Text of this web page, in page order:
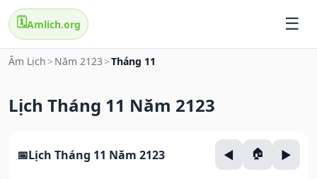
🗓️Amlich.org
Âm Lịch > Năm 2123 >Tháng 11
Lịch Tháng 11 Năm 2123
Lịch Tháng 11 Năm 2123